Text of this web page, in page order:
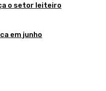
o setor leiteiro
em junho